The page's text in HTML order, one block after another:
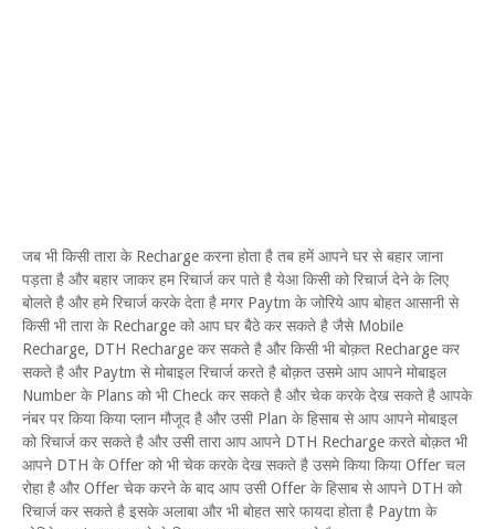
जब भी किसी तारा के Recharge करना होता है तब हमें आपने घर से बहार जाना
पड़ता है और बहार जाकर हम रिचार्ज कर पाते है येआ किसी को रिचार्ज देने के लिए
बोलते है और हमे रिचार्ज करके देता है मगर Paytm के जोरिये आप बोहत आसानी से
किसी भी तारा के Recharge को आप घर बैठे कर सकते है जैसे Mobile
Recharge, DTH Recharge कर सकते है और किसी भी बोक़त Recharge कर
सकते है और Paytm से मोबाइल रिचार्ज करते है बोक़त उसमे आप आपने मोबाइल
Number के Plans को भी Check कर सकते है और चेक करके देख सकते है आपके
नंबर पर किया किया प्लान मौजूद है और उसी Plan के हिसाब से आप आपने मोबाइल
को रिचार्ज कर सकते है और उसी तारा आप आपने DTH Recharge करते बोक़त भी
आपने DTH के Offer को भी चेक करके देख सकते है उसमे किया किया Offer चल
रोहा है और Offer चेक करने के बाद आप उसी Offer के हिसाब से आपने DTH को
रिचार्ज कर सकते है इसके अलाबा और भी बोहत सारे फायदा होता है Paytm के